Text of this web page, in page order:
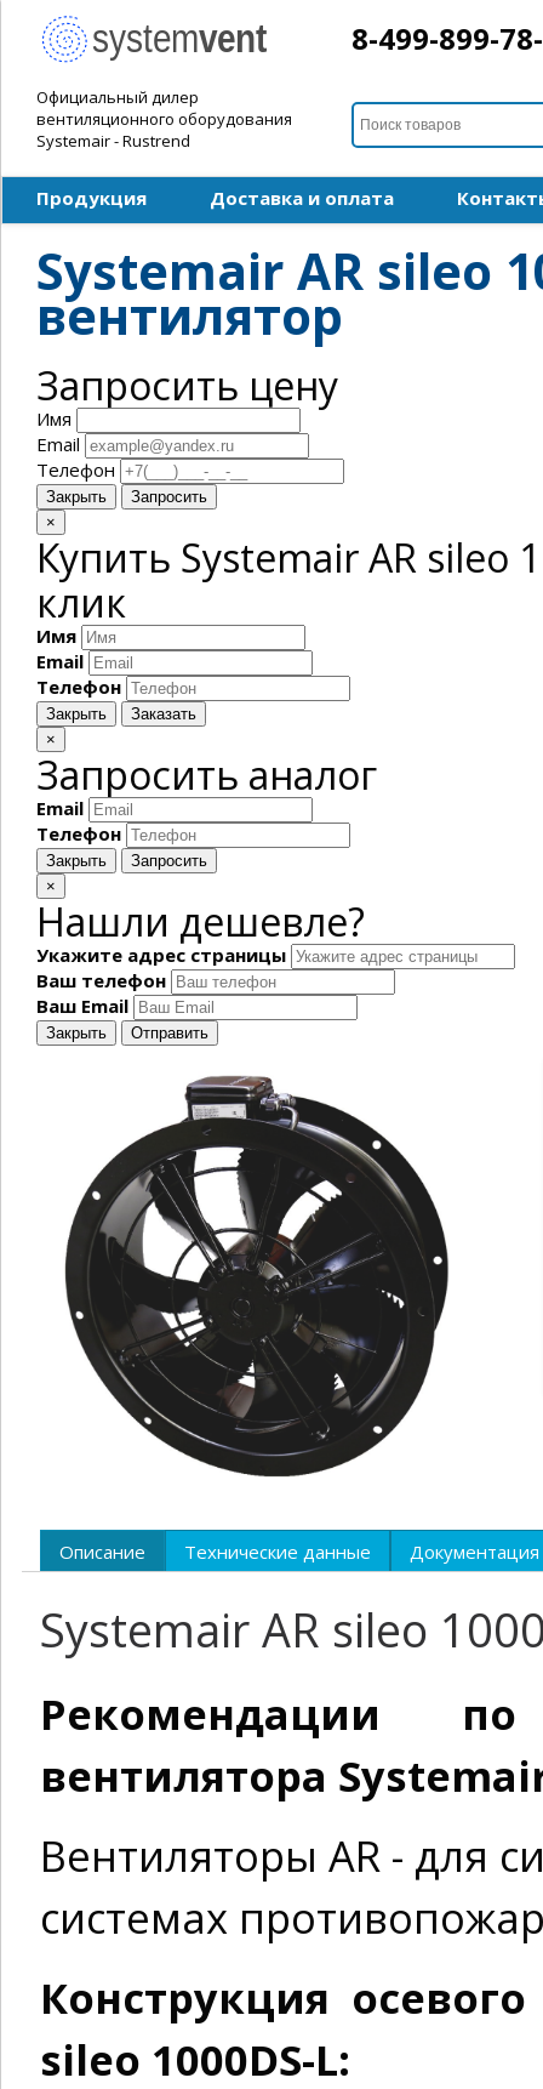
Официальный дилер
вентиляционного оборудования
Systemair - Rustrend
8-499-899-
Продукция Доставка и оплата
Systemair AR sileo
вентилятор
Запросить цену
Имя
Email
Телефон
Закрыть
Запросить
×
Купить Systemair AR sileo
клик
Имя
Email
Телефон
Закрыть
Заказать
×
Запросить аналог
Email
Телефон
Закрыть
Запросить
×
Нашли дешевле?
Укажите адрес страницы
Ваш телефон
Ваш Email
Закрыть Отправить
Описание Технические данные Документация
Systemair AR sileo
Рекомендации
вентилятора
Вентиляторы AR - для
системах
Конструкция
sileo 1000DS-L: